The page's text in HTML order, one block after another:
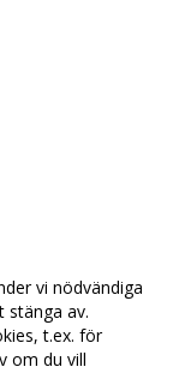
vi nödvändiga
stänga av.
t.ex. för
om du vill